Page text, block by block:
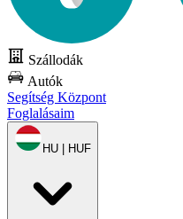
Szállodák
Autók
Segítség Központ
Foglalásaim
HU | HUF